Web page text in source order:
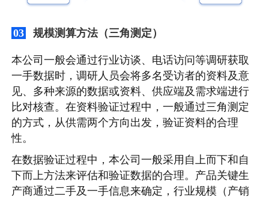
03 规模测算方法（三角测定）
本公司一般会通过行业访谈、电话访问等调研获取
一手数据时，调研人员会将多名受访者的资料及意
见、多种来源的数据或资料、供应端及需求端进行
比对核查。在资料验证过程中，一般通过三角测定
的方式，从供需两个方向出发，验证资料的合理
性。
在数据验证过程中，本公司一般采用自上而下和自
下而上方法来评估和验证数据的合理。产品关键生
产商通过二手及一手信息来确定，行业规模（产销